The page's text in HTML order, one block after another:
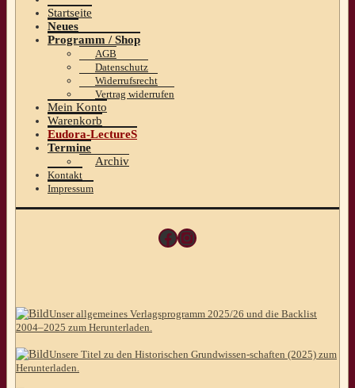
Startseite
Neues
Programm / Shop
AGB
Datenschutz
Widerrufsrecht
Vertrag widerrufen
Mein Konto
Warenkorb
Eudora-LectureS
Termine
Archiv
Kontakt
Impressum
Facebook
Instagram
Unser allgemeines Verlagsprogramm 2025/26 und die Backlist
2004–2025 zum Herunterladen.
Unsere Titel zu den Historischen Grundwissen-schaften (2025) zum
Herunterladen.